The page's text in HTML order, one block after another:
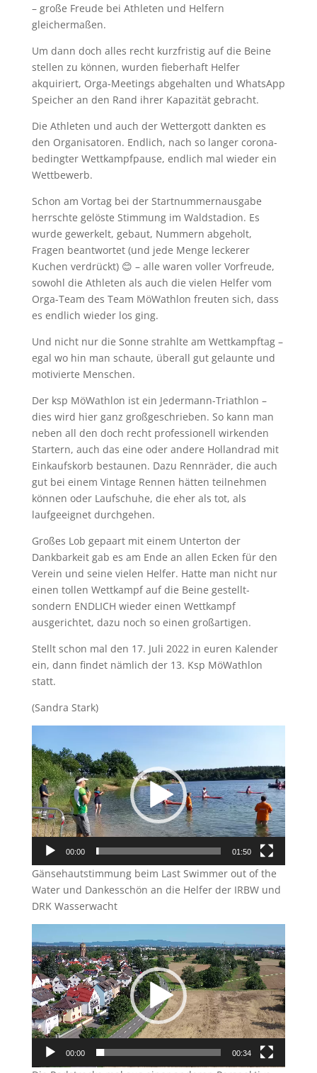
– große Freude bei Athleten und Helfern
gleichermaßen.
Um dann doch alles recht kurzfristig auf die Beine
stellen zu können, wurden fieberhaft Helfer
akquiriert, Orga-Meetings abgehalten und WhatsApp
Speicher an den Rand ihrer Kapazität gebracht.
Die Athleten und auch der Wettergott dankten es
den Organisatoren. Endlich, nach so langer corona-
bedingter Wettkampfpause, endlich mal wieder ein
Wettbewerb.
Schon am Vortag bei der Startnummernausgabe
herrschte gelöste Stimmung im Waldstadion. Es
wurde gewerkelt, gebaut, Nummern abgeholt,
Fragen beantwortet (und jede Menge leckerer
Kuchen verdrückt) 😊 – alle waren voller Vorfreude,
sowohl die Athleten als auch die vielen Helfer vom
Orga-Team des Team MöWathlon freuten sich, dass
es endlich wieder los ging.
Und nicht nur die Sonne strahlte am Wettkampftag –
egal wo hin man schaute, überall gut gelaunte und
motivierte Menschen.
Der ksp MöWathlon ist ein Jedermann-Triathlon –
dies wird hier ganz großgeschrieben. So kann man
neben all den doch recht professionell wirkenden
Startern, auch das eine oder andere Hollandrad mit
Einkaufskorb bestaunen. Dazu Rennräder, die auch
gut bei einem Vintage Rennen hätten teilnehmen
können oder Laufschuhe, die eher als tot, als
laufgeeignet durchgehen.
Großes Lob gepaart mit einem Unterton der
Dankbarkeit gab es am Ende an allen Ecken für den
Verein und seine vielen Helfer. Hatte man nicht nur
einen tollen Wettkampf auf die Beine gestellt-
sondern ENDLICH wieder einen Wettkampf
ausgerichtet, dazu noch so einen großartigen.
Stellt schon mal den 17. Juli 2022 in euren Kalender
ein, dann findet nämlich der 13. Ksp MöWathlon
statt.
(Sandra Stark)
Player
00:00 01:50
Gänsehautstimmung beim Last Swimmer out of the
Water und Dankesschön an die Helfer der IRBW und
DRK Wasserwacht
Player
00:00 00:34